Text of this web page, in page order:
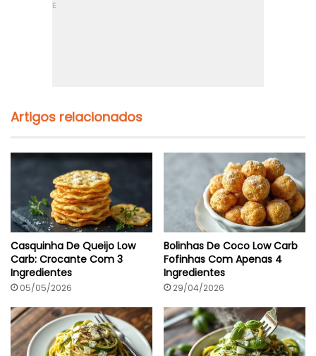
Artigos relacionados
Casquinha De Queijo Low
Carb: Crocante Com 3
Ingredientes
05/05/2026
Bolinhas De Coco Low Carb
Fofinhas Com Apenas 4
Ingredientes
29/04/2026